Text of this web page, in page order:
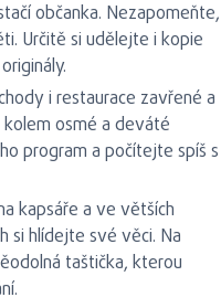
občanka. Nezapomeňte,
Určitě si udělejte i kopie
i restaurace zavřené a
osmé a deváté
program a počítejte spíš s
kapsáře a ve větších
si hlídejte své věci. Na
taštička, kterou